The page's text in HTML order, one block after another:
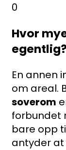
0
Hvor
egentlig?
En annen
om areal.
soverom
forbundet
bare opp
antyder